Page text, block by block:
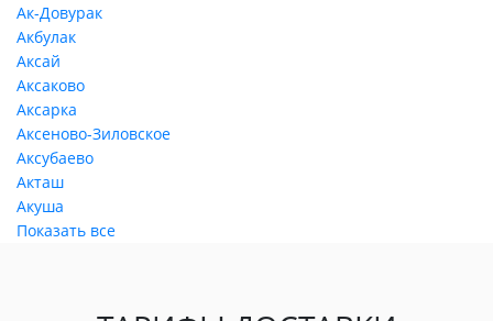
Ак-Довурак
Акбулак
Аксай
Аксаково
Аксарка
Аксеново-Зиловское
Аксубаево
Акташ
Акуша
Показать все